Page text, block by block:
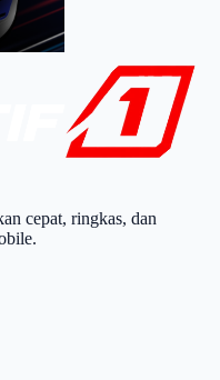
cepat, ringkas, dan